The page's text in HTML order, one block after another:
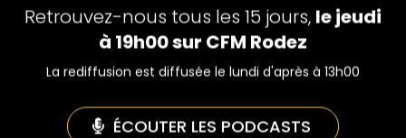
Retrouvez-nous tous les 15 jours, le jeudi
à 19h00 sur CFM Rodez
​La rediffusion est diffusée le lundi d'après à 13h00
ÉCOUTER LES PODCASTS